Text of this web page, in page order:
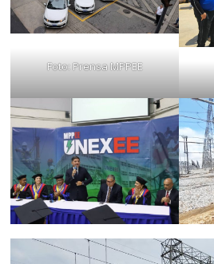
Foto: Prensa MPPEE